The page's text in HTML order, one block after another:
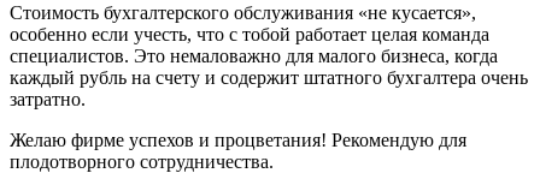
Стоимость бухгалтерского обслуживания «не кусается»,
особенно если учесть, что с тобой работает целая команда
специалистов. Это немаловажно для малого бизнеса, когда
каждый рубль на счету и содержит штатного бухгалтера очень
затратно.
Желаю фирме успехов и процветания! Рекомендую для
плодотворного сотрудничества.